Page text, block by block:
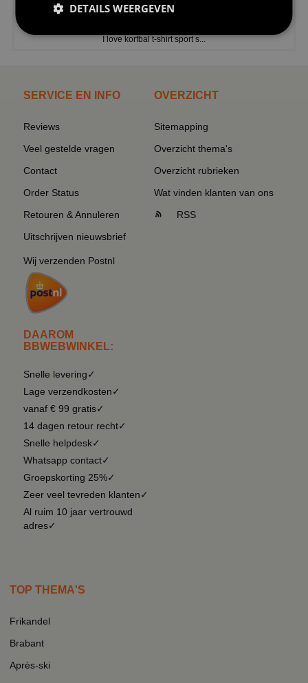
I love korfbal t-shirt sport s...
SERVICE EN INFO
Reviews
Veel gestelde vragen
Contact
Order Status
Retouren & Annuleren
Uitschrijven nieuwsbrief
Wij verzenden Postnl
DAAROM
BBWEBWINKEL:
Snelle levering✓
Lage verzendkosten✓
vanaf € 99 gratis✓
14 dagen retour recht✓
Snelle helpdesk✓
Whatsapp contact✓
Groepskorting 25%✓
Zeer veel tevreden klanten✓
Al ruim 10 jaar vertrouwd
adres✓
OVERZICHT
Sitemapping
Overzicht thema's
Overzicht rubrieken
Wat vinden klanten van ons
RSS
TOP THEMA'S
Frikandel
Brabant
Après-ski
DETAILS WEERGEVEN